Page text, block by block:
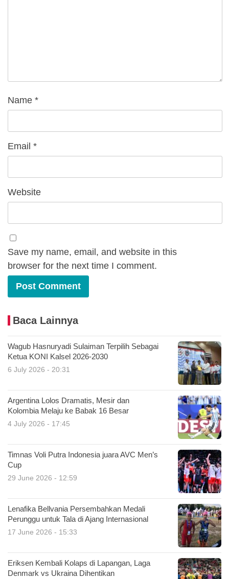
Name *
Email *
Website
Save my name, email, and website in this
browser for the next time I comment.
Baca Lainnya
Wagub Hasnuryadi Sulaiman Terpilih Sebagai
Ketua KONI Kalsel 2026-2030
6 July 2026 - 20:31
Argentina Lolos Dramatis, Mesir dan
Kolombia Melaju ke Babak 16 Besar
4 July 2026 - 17:45
Timnas Voli Putra Indonesia juara AVC Men’s
Cup
29 June 2026 - 12:59
Lenafika Bellvania Persembahkan Medali
Perunggu untuk Tala di Ajang Internasional
17 June 2026 - 15:33
Eriksen Kembali Kolaps di Lapangan, Laga
Denmark vs Ukraina Dihentikan